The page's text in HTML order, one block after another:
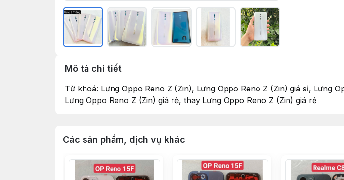
Mô tả chi tiết
Từ khoá: Lưng Oppo Reno Z (Zin), Lưng Oppo Reno Z (Zin) giá sỉ, Lưng
Lưng Oppo Reno Z (Zin) giá rẻ, thay Lưng Oppo Reno Z (Zin) giá rẻ
Các sản phẩm, dịch vụ khác